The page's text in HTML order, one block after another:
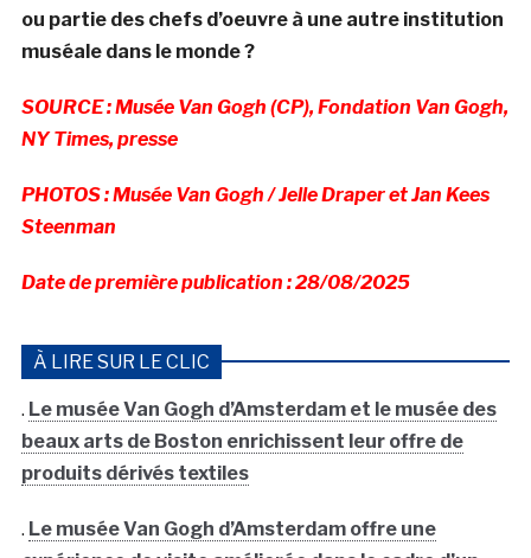
ou partie des chefs d’oeuvre à une autre institution
muséale dans le monde ?
SOURCE :Musée Van Gogh (CP), Fondation Van Gogh,
NY Times, presse
PHOTOS :Musée Van Gogh /Jelle Draper et Jan Kees
Steenman
Date de première publication : 28/08/2025
À LIRE SUR LE CLIC
. Le musée Van Gogh d’Amsterdam et le musée des
beaux arts de Boston enrichissent leur offre de
produits dérivés textiles
. Le musée Van Gogh d’Amsterdam offre une